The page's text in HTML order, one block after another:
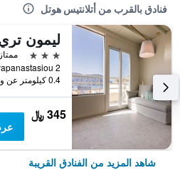
فنادق بالقرب من أتلانتيس هوتل
3 نجوم
ممتاز 8.8
0.4 كيلومتر عن وسط المدينة
345 ﷼
شاهد المزيد من الفنادق القريبة